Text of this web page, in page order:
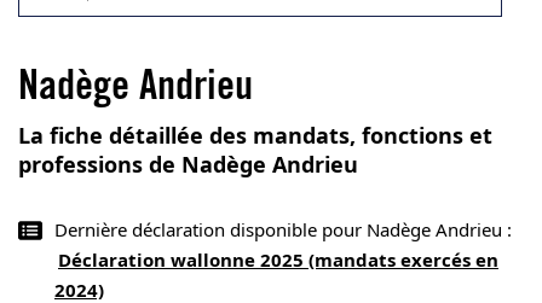
Nadège Andrieu
La fiche détaillée des mandats, fonctions et
professions de Nadège Andrieu
Dernière déclaration disponible pour Nadège Andrieu :
Déclaration wallonne 2025 (mandats exercés en
2024)